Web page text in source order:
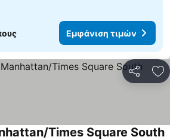
Εμφάνιση τιμών
Times Square South